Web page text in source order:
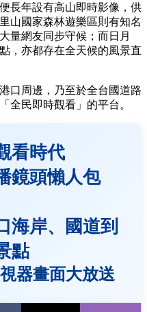
長年設有高山即時影像，供
山國家森林遊樂區則有知名
量網友同步守候；而日月
，亦都存在全天候的風景直
口周邊，乃至於全台國道路
全民即時觀看」的平台。
看時代
鏡頭懶人包
海岸、國道到
點
器畫面大放送